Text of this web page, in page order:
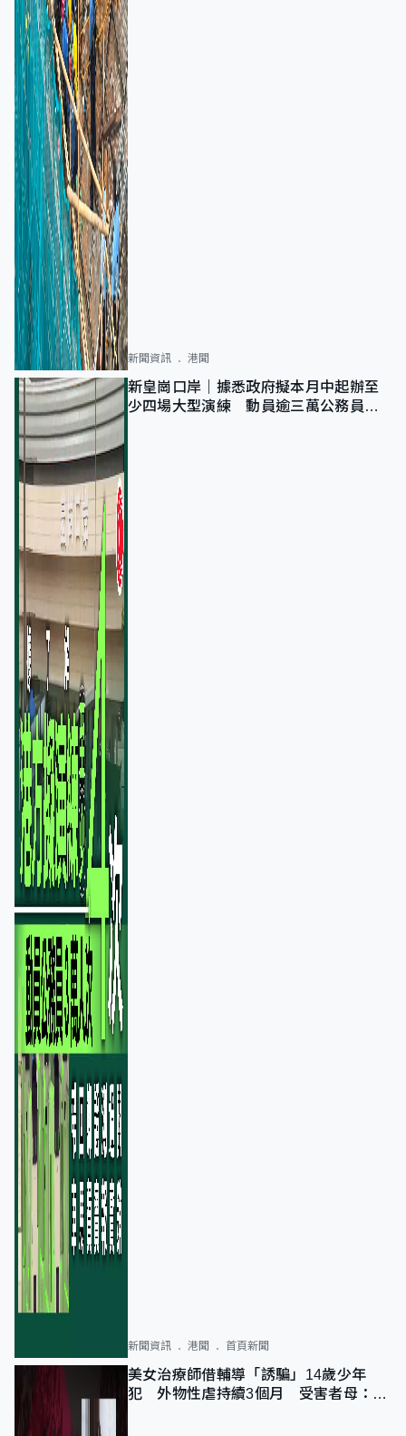
新聞資訊 港聞
新皇崗口岸｜據悉政府擬本月中起辦至
少四場大型演練 動員逾三萬公務員人
新聞資訊 港聞 首頁新聞
美女治療師借輔導「誘騙」14歲少年
犯 外物性虐持續3個月 受害者母：要